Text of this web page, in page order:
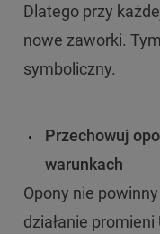
Dlatego przy
nowe zaworki.
symboliczny.
Przechowuj
warunkach
Opony nie
działanie